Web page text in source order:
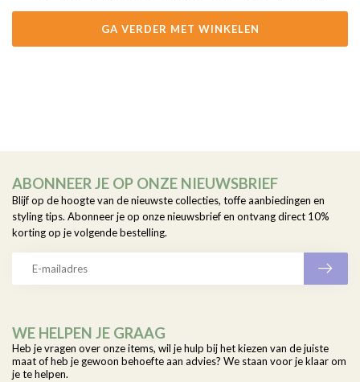
GA VERDER MET WINKELEN
WE HELPEN JE GRAAG
Heb je vragen over onze items, wil je hulp bij het kiezen van de juiste
maat of heb je gewoon behoefte aan advies? We staan voor je klaar om
je te helpen.
ABONNEER JE OP ONZE NIEUWSBRIEF
Blijf op de hoogte van de nieuwste collecties, toffe aanbiedingen en
styling tips. Abonneer je op onze nieuwsbrief en ontvang direct 10%
korting op je volgende bestelling.